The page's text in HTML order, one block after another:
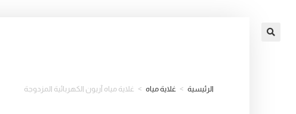
الرئيسية > غلاية مياه > غلاية مياه آريون الكهربائية المزدوجة